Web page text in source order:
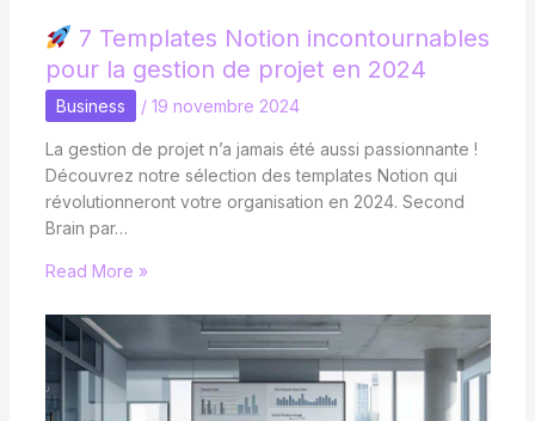
7 Templates Notion incontournables
pour la gestion de projet en 2024
Business / 19 novembre 2024
La gestion de projet n’a jamais été aussi passionnante !
Découvrez notre sélection des templates Notion qui
révolutionneront votre organisation en 2024. Second
Brain par…
Read More »